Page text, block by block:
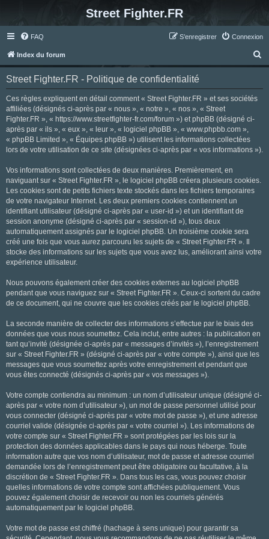
Street Fighter.FR
FAQ Connexion
S’enregistrer
Index du forum
e
Street Fighter.FR - Politique de confidentialité
Ces règles expliquent en détail comment « Street Fighter.FR » et ses sociétés
affiliées (désignés ci-après par « nous », « notre », « nos », « Street
Fighter.FR », « https://www.streetfighter-fr.com/forum ») et phpBB (désigné ci-
après par « ils », « eux », « leur », « logiciel phpBB », « www.phpbb.com »,
« phpBB Limited », « Équipes phpBB ») utilisent les informations collectées
lors de votre utilisation de ce site (désignées ci-après par « vos informations »).
Vos informations sont collectées de deux manières. Premièrement, en
naviguant sur « Street Fighter.FR », le logiciel phpBB créera plusieurs cookies.
Les cookies sont de petits fichiers texte stockés dans les fichiers temporaires
de votre navigateur Internet. Les deux premiers cookies contiennent un
identifiant utilisateur (désigné ci-après par « user-id ») et un identifiant de
session anonyme (désigné ci-après par « session-id »), tous deux
automatiquement assignés par le logiciel phpBB. Un troisième cookie sera
créé une fois que vous aurez parcouru les sujets de « Street Fighter.FR ». Il
stocke des informations sur les sujets que vous avez lus, améliorant ainsi votre
expérience utilisateur.
Nous pouvons également créer des cookies externes au logiciel phpBB
pendant que vous naviguez sur « Street Fighter.FR ». Ceux-ci sortent du cadre
de ce document, qui ne couvre que les cookies créés par le logiciel phpBB.
La seconde manière de collecter des informations s’effectue par le biais des
données que vous nous soumettez. Cela inclut, entre autres : la publication en
tant qu’invité (désignée ci-après par « messages d’invités »), l’enregistrement
sur « Street Fighter.FR » (désigné ci-après par « votre compte »), ainsi que les
messages que vous soumettez après votre enregistrement et pendant que
vous êtes connecté (désignés ci-après par « vos messages »).
Votre compte contiendra au minimum : un nom d’utilisateur unique (désigné ci-
après par « votre nom d’utilisateur »), un mot de passe personnel utilisé pour
vous connecter (désigné ci-après par « votre mot de passe »), et une adresse
courriel valide (désignée ci-après par « votre courriel »). Les informations de
votre compte sur « Street Fighter.FR » sont protégées par les lois sur la
protection des données applicables dans le pays qui nous héberge. Toute
information autre que vos nom d’utilisateur, mot de passe et adresse courriel
demandée lors de l’enregistrement peut être obligatoire ou facultative, à la
discrétion de « Street Fighter.FR ». Dans tous les cas, vous pouvez choisir
quelles informations de votre compte sont affichées publiquement. Vous
pouvez également choisir de recevoir ou non les courriels générés
automatiquement par le logiciel phpBB.
Votre mot de passe est chiffré (hachage à sens unique) pour garantir sa